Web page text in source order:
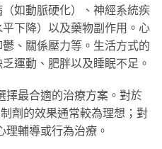
如動脈硬化）、神經系統疾
下降）以及藥物副作用。心
、關係壓力等。生活方式的
運動、肥胖以及睡眠不足。
擇最合適的治療方案。對於
劑的效果通常較為理想；對
理輔導或行為治療。